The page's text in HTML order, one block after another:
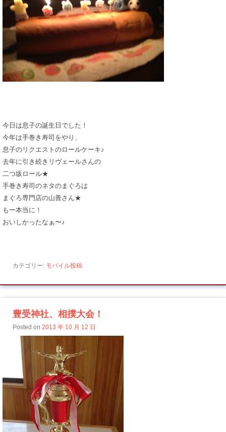
今日は息子の誕生日でした！
今年は手巻き寿司をやり、
息子のリクエストのロールケーキ♪
去年に引き続きリヴェールさんの
二つ坂ロール★
手巻き寿司のネタのまぐろは
まぐろ専門店の山善さん★
もー本当に！
おいしかったなぁ〜♪
カテゴリー: モバイル投稿
豊受神社、相撲大会！
Posted on 2013 年 10 月 12 日